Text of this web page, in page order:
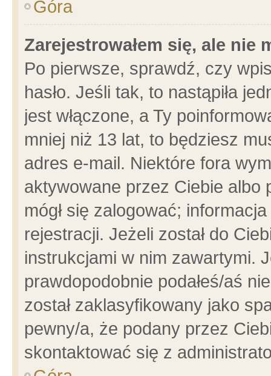
Góra
Zarejestrowałem się, ale nie
Po pierwsze, sprawdź, czy
hasło. Jeśli tak, to nastąpiła
jest włączone, a Ty
mniej niż 13 lat, to będziesz
adres e-mail. Niektóre fora
aktywowane przez Ciebie albo
mógł się zalogować;
rejestracji. Jeżeli został do
instrukcjami w nim zawartymi.
prawdopodobnie podałeś/aś
został zaklasyfikowany jako
pewny/a, że podany przez
skontaktować się z